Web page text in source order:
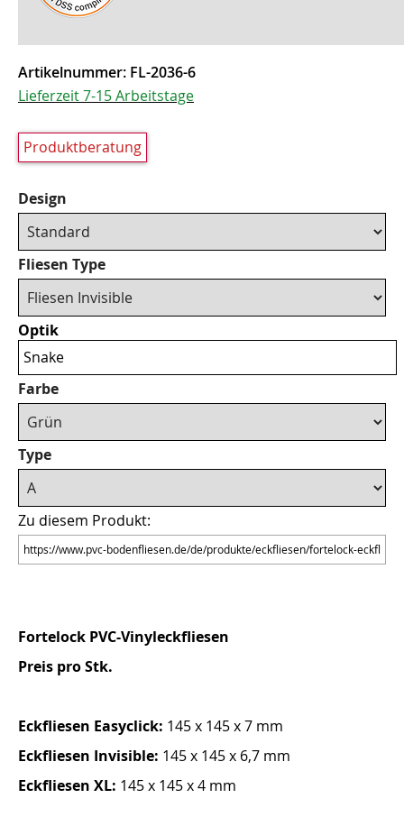
Artikelnummer: FL-2036-6
Lieferzeit 7-15 Arbeitstage
Produktberatung
Design
Fliesen Type
Optik
Snake
Farbe
Type
Zu diesem Produkt:
Fortelock PVC-Vinyleckfliesen
Preis pro Stk.
Eckfliesen Easyclick: 145 x 145 x 7 mm
Eckfliesen Invisible: 145 x 145 x 6,7 mm
Eckfliesen XL: 145 x 145 x 4 mm